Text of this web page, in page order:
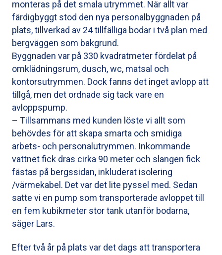
monteras på det smala utrymmet. När allt var
färdigbyggt stod den nya personalbyggnaden på
plats, tillverkad av 24 tillfälliga bodar i två plan med
bergväggen som bakgrund.
Byggnaden var på 330 kvadratmeter fördelat på
omklädningsrum, dusch, wc, matsal och
kontorsutrymmen. Dock fanns det inget avlopp att
tillgå, men det ordnade sig tack vare en
avloppspump.
– Tillsammans med kunden löste vi allt som
behövdes för att skapa smarta och smidiga
arbets- och personalutrymmen. Inkommande
vattnet fick dras cirka 90 meter och slangen fick
fästas på bergssidan, inkluderat isolering
/värmekabel. Det var det lite pyssel med. Sedan
satte vi en pump som transporterade avloppet till
en fem kubikmeter stor tank utanför bodarna,
säger Lars.
Efter två år på plats var det dags att transportera